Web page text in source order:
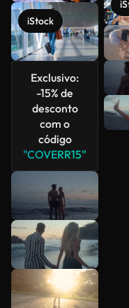
iStock
Exclusivo:
-15% de
desconto
com o
código
"COVERR15"